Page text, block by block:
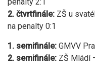
2. čtvrtfinále: ZŠ u
na penalty 0:1
1. semifinále: GMVV
2. semifinále: ZŠ Mládí